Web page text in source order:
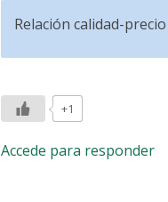
Relación calidad-precio
+1
Accede para responder